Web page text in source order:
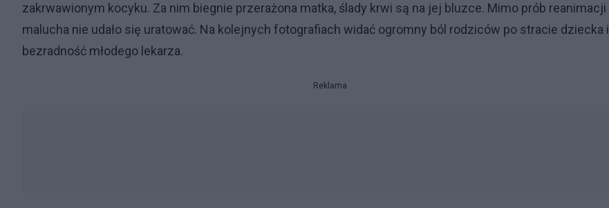
zakrwawionym kocyku. Za nim biegnie przerażona matka, ślady krwi są na jej bluzce. Mimo prób reanimacji
malucha nie udało się uratować. Na kolejnych fotografiach widać ogromny ból rodziców po stracie dziecka i
bezradność młodego lekarza.
Reklama